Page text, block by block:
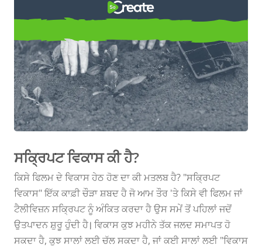
ਜਦੋਂ ਇੱਕ ਸਕ੍ਰਿਪਟ ਵਿਕਾਸ ਹੇਠ ਹੈ ਤਾਂ
ਇਸਦਾ ਕੀ ਮਤਲਬ ਹੈ?
ਸਕ੍ਰਿਪਟ ਵਿਕਾਸ ਕੀ ਹੈ?
ਕਿਸੇ ਫਿਲਮ ਦੇ ਵਿਕਾਸ ਹੇਠ ਹੋਣ ਦਾ ਕੀ ਮਤਲਬ ਹੈ? "ਸਕ੍ਰਿਪਟ
ਵਿਕਾਸ" ਇੱਕ ਕਾਫ਼ੀ ਚੌੜਾ ਸ਼ਬਦ ਹੈ ਜੋ ਆਮ ਤੌਰ 'ਤੇ ਕਿਸੇ ਵੀ ਫਿਲਮ ਜਾਂ
ਟੈਲੀਵਿਜ਼ਨ ਸਕ੍ਰਿਪਟ ਨੂੰ ਅੰਕਿਤ ਕਰਦਾ ਹੈ ਉਸ ਸਮੇਂ ਤੋਂ ਪਹਿਲਾਂ ਜਦੋਂ
ਉਤਪਾਦਨ ਸ਼ੁਰੂ ਹੁੰਦੀ ਹੈ। ਵਿਕਾਸ ਕੁਝ ਮਹੀਨੇ ਤੱਕ ਜਲਦ ਸਮਾਪਤ ਹੋ
ਸਕਦਾ ਹੈ, ਕੁਝ ਸਾਲਾਂ ਲਈ ਚੱਲ ਸਕਦਾ ਹੈ, ਜਾਂ ਕਈ ਸਾਲਾਂ ਲਈ "ਵਿਕਾਸ